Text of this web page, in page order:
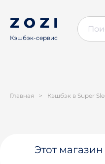
Кэшбэк-сервис
Главная > Кэшбэк в Super
Этот